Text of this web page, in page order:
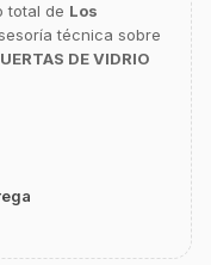
total de Los
técnica sobre
DE VIDRIO
tu asesor
tu